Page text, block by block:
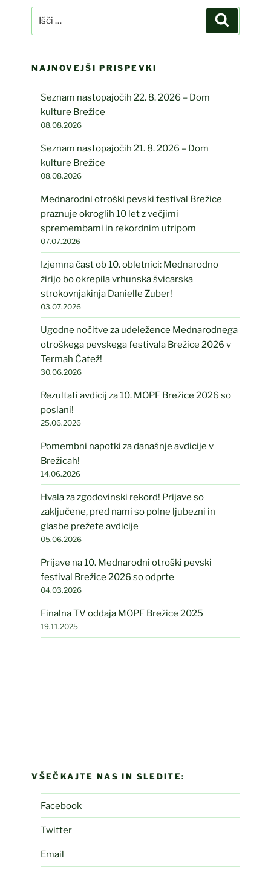
NAJNOVEJŠI PRISPEVKI
Seznam nastopajočih 22. 8. 2026 – Dom
kulture Brežice
08.08.2026
Seznam nastopajočih 21. 8. 2026 – Dom
kulture Brežice
08.08.2026
Mednarodni otroški pevski festival Brežice
praznuje okroglih 10 let z večjimi
spremembami in rekordnim utripom
07.07.2026
Izjemna čast ob 10. obletnici: Mednarodno
žirijo bo okrepila vrhunska švicarska
strokovnjakinja Danielle Zuber!
03.07.2026
Ugodne nočitve za udeležence Mednarodnega
otroškega pevskega festivala Brežice 2026 v
Termah Čatež!
30.06.2026
Rezultati avdicij za 10. MOPF Brežice 2026 so
poslani!
25.06.2026
Pomembni napotki za današnje avdicije v
Brežicah!
14.06.2026
Hvala za zgodovinski rekord! Prijave so
zaključene, pred nami so polne ljubezni in
glasbe prežete avdicije
05.06.2026
Prijave na 10. Mednarodni otroški pevski
festival Brežice 2026 so odprte
04.03.2026
Finalna TV oddaja MOPF Brežice 2025
19.11.2025
VŠEČKAJTE NAS IN SLEDITE:
Facebook
Twitter
Email